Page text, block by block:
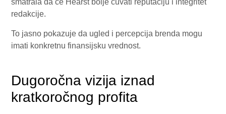
smatrala da će Hearst bolje čuvati reputaciju i integritet
redakcije.
To jasno pokazuje da ugled i percepcija brenda mogu
imati konkretnu finansijsku vrednost.
Dugoročna vizija iznad
kratkoročnog profita